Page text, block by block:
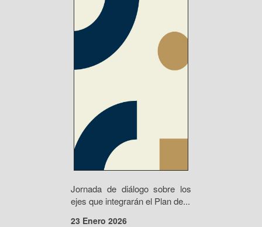
Jornada de diálogo sobre los
ejes que integrarán el Plan de...
23 Enero 2026